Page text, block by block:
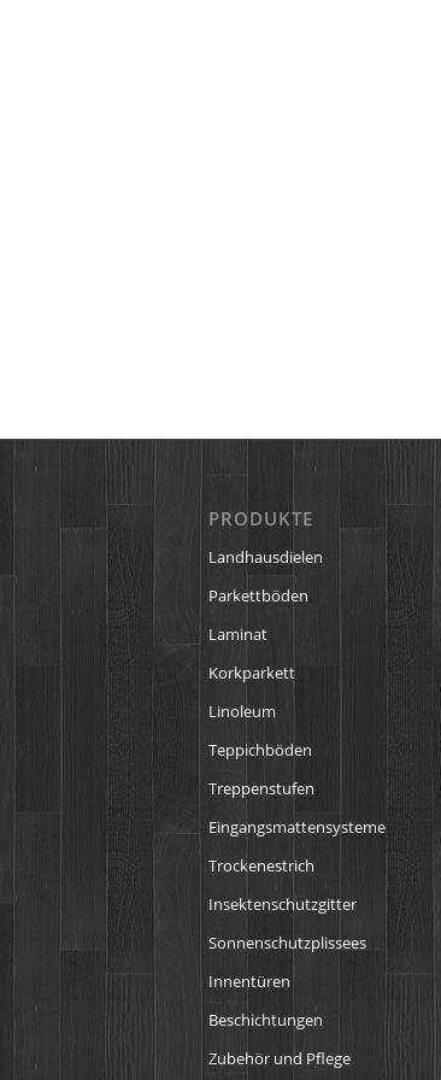
PRODUKTE
Landhausdielen
Parkettböden
Laminat
Korkparkett
Linoleum
Teppichböden
Treppenstufen
Eingangsmattensysteme
Trockenestrich
Insektenschutzgitter
Sonnenschutzplissees
Innentüren
Beschichtungen
Zubehör und Pflege